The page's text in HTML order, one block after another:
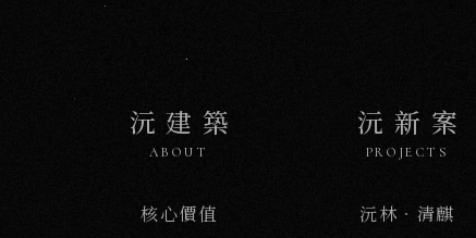
沅建築
ABOUT
核心價值
沅新案
PROJECTS
沅林‧清麒